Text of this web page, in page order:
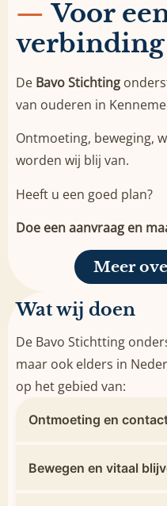
—Voor
verbinding
De Bavo Stichting
van ouderen in
Ontmoeting, beweging,
worden wij blij van.
Heeft u een goed plan?
Doe een aanvraag en
Meer
Wat wij doen
De Bavo Stichtting
maar ook elders in
op het gebied van:
Ontmoeting en
Bewegen en vitaal